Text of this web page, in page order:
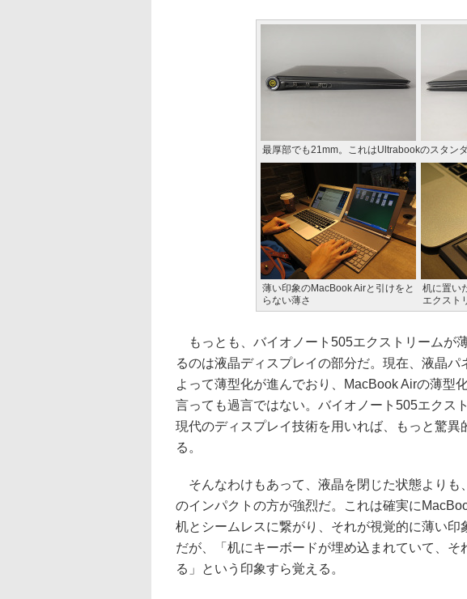
最厚部でも21mm。これはUltrabookのスタン
薄い印象のMacBook Airと引けをと
らない薄さ
机に置い
エクスト
もっとも、バイオノート505エクストリームが
るのは液晶ディスプレイの部分だ。現在、液晶
よって薄型化が進んでおり、MacBook Airの薄型
言っても過言ではない。バイオノート505エクス
現代のディスプレイ技術を用いれば、もっと驚異
る。
そんなわけもあって、液晶を閉じた状態よりも
のインパクトの方が強烈だ。これは確実に
机とシームレスに繋がり、それが視覚的に薄い
だが、「机にキーボードが埋め込まれていて、そ
る」という印象すら覚える。